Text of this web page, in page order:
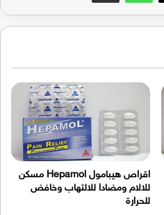
اقراص هيبامول Hepamol مسكن
للالام ومضادا للالتهاب وخافض
للحرارة